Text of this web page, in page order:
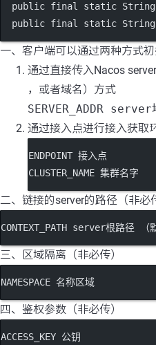
public final static
public final static
一、客户端可以通过两种方式初
通过直接传入Nacos
，或者域名）方式
SERVER_ADDR
通过接入点进行接入获取
ENDPOINT 接入点
CLUSTER_NAME 集群名字
二、链接的server的路径（非必
CONTEXT_PATH server根路径 （
三、区域隔离（非必传）
NAMESPACE 名称区域
四、鉴权参数（非必传）
ACCESS_KEY 公钥